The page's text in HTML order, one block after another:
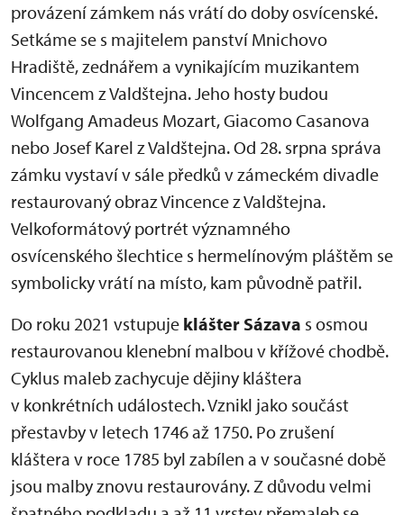
provázení zámkem nás vrátí do doby osvícenské.
Setkáme se s majitelem panství Mnichovo
Hradiště, zednářem a vynikajícím muzikantem
Vincencem z Valdštejna. Jeho hosty budou
Wolfgang Amadeus Mozart, Giacomo Casanova
nebo Josef Karel z Valdštejna. Od 28. srpna správa
zámku vystaví v sále předků v zámeckém divadle
restaurovaný obraz Vincence z Valdštejna.
Velkoformátový portrét významného
osvícenského šlechtice s hermelínovým pláštěm se
symbolicky vrátí na místo, kam původně patřil.
Do roku 2021 vstupuje klášter Sázava s osmou
restaurovanou klenební malbou v křížové chodbě.
Cyklus maleb zachycuje dějiny kláštera
v konkrétních událostech. Vznikl jako součást
přestavby v letech 1746 až 1750. Po zrušení
kláštera v roce 1785 byl zabílen a v současné době
jsou malby znovu restaurovány. Z důvodu velmi